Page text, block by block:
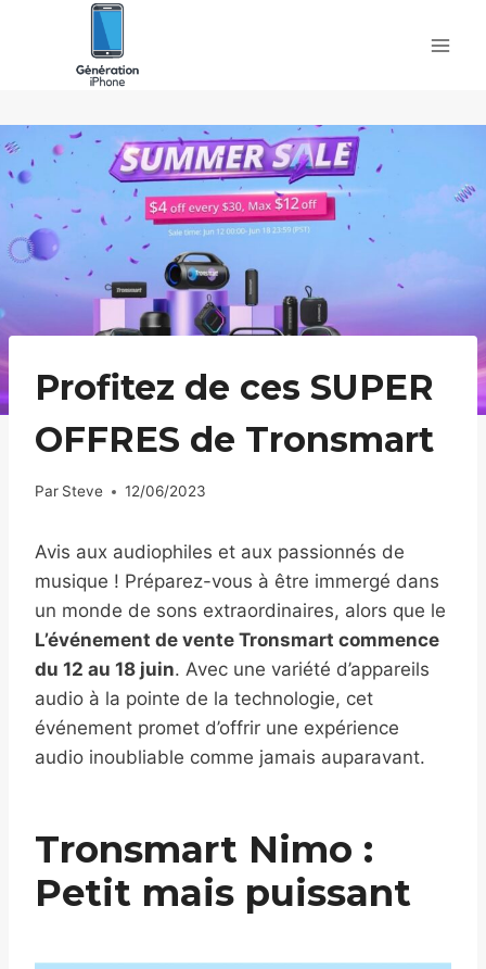
Profitez de ces SUPER
OFFRES de Tronsmart
Par Steve 12/06/2023
Avis aux audiophiles et aux passionnés de
musique ! Préparez-vous à être immergé dans
un monde de sons extraordinaires, alors que le
L’événement de vente Tronsmart commence
du 12 au 18 juin. Avec une variété d’appareils
audio à la pointe de la technologie, cet
événement promet d’offrir une expérience
audio inoubliable comme jamais auparavant.
Tronsmart Nimo :
Petit mais puissant